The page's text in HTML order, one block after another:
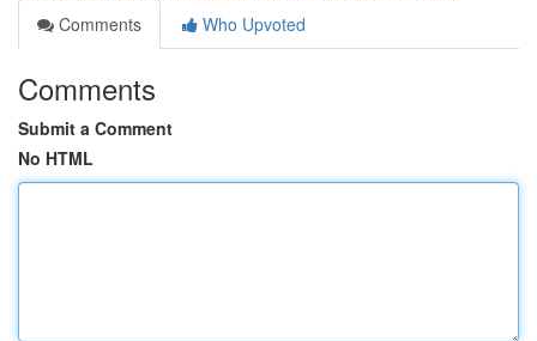
Comments
Who Upvoted
Comments
Submit a Comment
No HTML